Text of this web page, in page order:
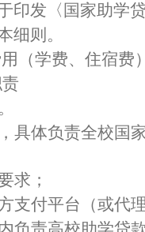
印发〈国家助学
细则。
（学费、住宿费
具体负责全校国
求；
支付平台（或代